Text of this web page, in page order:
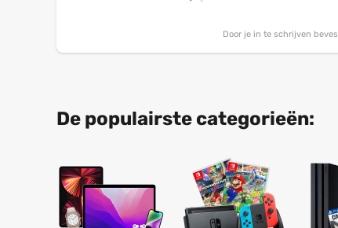
Door je in te schrijven
De populairste categorieën: